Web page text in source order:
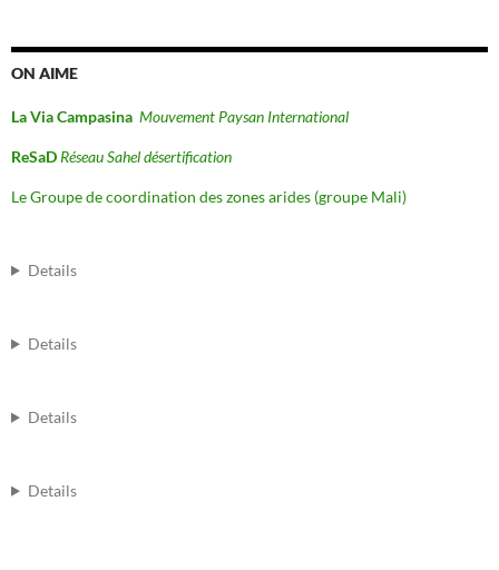
ON AIME
La Via Campasina Mouvement Paysan International
ReSaD Réseau Sahel désertification
Le Groupe de coordination des zones arides (groupe Mali)
Details
Details
Details
Details